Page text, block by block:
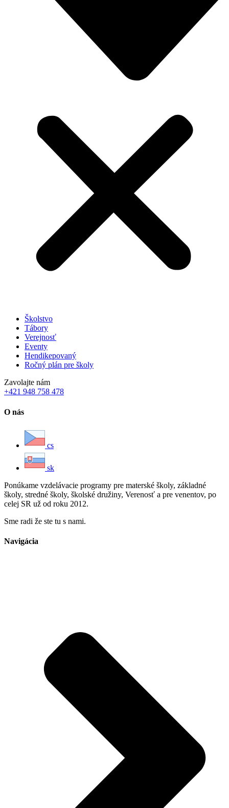
Školstvo
Tábory
Verejnosť
Eventy
Hendikepovaný
Ročný plán pre školy
Zavolajte nám
+421 948 758 478
O nás
cs
sk
Ponúkame vzdelávacie programy pre materské školy, základné
školy, stredné školy, školské družiny, Verenosť a pre venentov, po
celej SR už od roku 2012.
Sme radi že ste tu s nami.
Navigácia